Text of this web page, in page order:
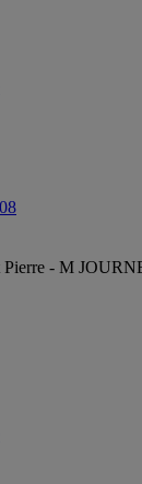
Pierre - M